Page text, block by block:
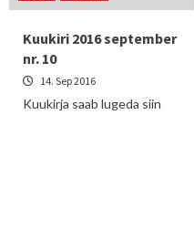
Kuukiri 2016 september
nr. 10
14. Sep 2016
Kuukirja saab lugeda siin